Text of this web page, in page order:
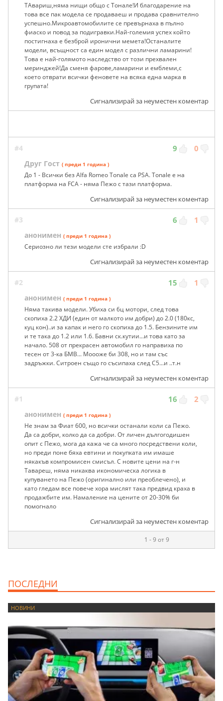
ТАвариш,няма нищи общо с Тонале!И благодарение на
това все пак модела се продаваеш и продава сравнително
успешно.Микроавтомобилите се превърнаха в пълно
фиаско и повод за подигравки.Най-големия успех който
постигнаха е безброй иронични мемета!Останалите
модели, всъщност са един модел с различни ламарини!
Това е най-голямото наследство от този прехвален
меринджей!Да сменя фарове,ламарини и емблеми,с
което отврати всички феновете на всяка една марка в
групата!
Сигнализирай за неуместен коментар
#4 9 0
Друг Гост ( преди 1 година )
До 1 - Всички без Alfa Romeo Tonale са PSA. Tonale е на
платформа на FCA - няма Пежо с тази платформа.
Сигнализирай за неуместен коментар
#3 6 1
анонимен ( преди 1 година )
Сериозно ли тези модели сте избрали :D
Сигнализирай за неуместен коментар
#2 15 1
анонимен ( преди 1 година )
Няма такива модели. Убиха си 6ц мотори, след това
скопиха 2.2 ХДИ (един от малкото им добри) до 2.0 (180кс,
куц кон)..и за капак и него го скопиха до 1.5. Бензините им
и те така до 1.2 или 1.6. Бавни ск.кутии...и това като за
начало. 508 от прекрасен автомобил го направиха по
тесен от 3-ка БМВ... Моооже би 308, но и там със
задръжки. Ситроен също го съсипаха след С5...и ..т.н
Сигнализирай за неуместен коментар
#1 16 2
анонимен ( преди 1 година )
Не знам за Фиат 600, но всички останали коли са Пежо.
Да са добри, колко да са добри. От личен дългогодишен
опит с Пежо, мога да кажа че са много посредствени коли,
но преди поне бяха евтини и покупката им имаше
някакъв компромисен смисъл. С новите цени на г-н
Тавареш, няма никаква икономическа логика в
купуването на Пежо (оригинално или преоблечено), и
като гледам все повече хора мислят така предвид краха в
продажбите им. Намаление на цените от 20-30% би
помогнало
Сигнализирай за неуместен коментар
1 - 9 от 9
ПОСЛЕДНИ
НОВИНИ